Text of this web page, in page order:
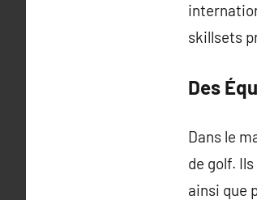
skillsets
Des
Dans le
de golf.
ainsi que